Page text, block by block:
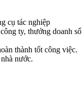
cụ tác nghiệp
ty, thưởng doanh số
thành tốt công việc.
nước.